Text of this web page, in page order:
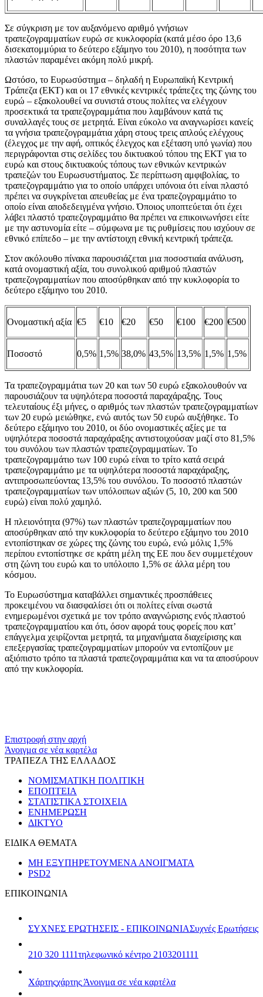
Σε σύγκριση με τον αυξανόμενο αριθμό γνήσιων
τραπεζογραμματίων ευρώ σε κυκλοφορία (κατά μέσο όρο 13,6
δισεκατομμύρια το δεύτερο εξάμηνο του 2010), η ποσότητα των
πλαστών παραμένει ακόμη πολύ μικρή.
Ωστόσο, το Ευρωσύστημα – δηλαδή η Ευρωπαϊκή Κεντρική
Τράπεζα (ΕΚΤ) και οι 17 εθνικές κεντρικές τράπεζες της ζώνης του
ευρώ – εξακολουθεί να συνιστά στους πολίτες να ελέγχουν
προσεκτικά τα τραπεζογραμμάτια που λαμβάνουν κατά τις
συναλλαγές τους σε μετρητά. Είναι εύκολο να αναγνωρίσει κανείς
τα γνήσια τραπεζογραμμάτια χάρη στους τρεις απλούς ελέγχους
(έλεγχος με την αφή, οπτικός έλεγχος και εξέταση υπό γωνία) που
περιγράφονται στις σελίδες του δικτυακού τόπου της ΕΚΤ για το
ευρώ και στους δικτυακούς τόπους των εθνικών κεντρικών
τραπεζών του Ευρωσυστήματος. Σε περίπτωση αμφιβολίας, το
τραπεζογραμμάτιο για το οποίο υπάρχει υπόνοια ότι είναι πλαστό
πρέπει να συγκρίνεται απευθείας με ένα τραπεζογραμμάτιο το
οποίο είναι αποδεδειγμένα γνήσιο. Όποιος υποπτεύεται ότι έχει
λάβει πλαστό τραπεζογραμμάτιο θα πρέπει να επικοινωνήσει είτε
με την αστυνομία είτε – σύμφωνα με τις ρυθμίσεις που ισχύουν σε
εθνικό επίπεδο – με την αντίστοιχη εθνική κεντρική τράπεζα.
Στον ακόλουθο πίνακα παρουσιάζεται μια ποσοστιαία ανάλυση,
κατά ονομαστική αξία, του συνολικού αριθμού πλαστών
τραπεζογραμματίων που αποσύρθηκαν από την κυκλοφορία το
δεύτερο εξάμηνο του 2010.
Ονομαστική αξία €5 €10 €20 €50 €100 €200 €500
Ποσοστό 0,5% 1,5% 38,0% 43,5% 13,5% 1,5% 1,5%
Τα τραπεζογραμμάτια των 20 και των 50 ευρώ εξακολουθούν να
παρουσιάζουν τα υψηλότερα ποσοστά παραχάραξης. Τους
τελευταίους έξι μήνες, ο αριθμός των πλαστών τραπεζογραμματίων
των 20 ευρώ μειώθηκε, ενώ αυτός των 50 ευρώ αυξήθηκε. Το
δεύτερο εξάμηνο του 2010, οι δύο ονομαστικές αξίες με τα
υψηλότερα ποσοστά παραχάραξης αντιστοιχούσαν μαζί στο 81,5%
του συνόλου των πλαστών τραπεζογραμματίων. Το
τραπεζογραμμάτιο των 100 ευρώ είναι το τρίτο κατά σειρά
τραπεζογραμμάτιο με τα υψηλότερα ποσοστά παραχάραξης,
αντιπροσωπεύοντας 13,5% του συνόλου. Το ποσοστό πλαστών
τραπεζογραμματίων των υπόλοιπων αξιών (5, 10, 200 και 500
ευρώ) είναι πολύ χαμηλό.
Η πλειονότητα (97%) των πλαστών τραπεζογραμματίων που
αποσύρθηκαν από την κυκλοφορία το δεύτερο εξάμηνο του 2010
εντοπίστηκαν σε χώρες της ζώνης του ευρώ, ενώ μόλις 1,5%
περίπου εντοπίστηκε σε κράτη μέλη της ΕΕ που δεν συμμετέχουν
στη ζώνη του ευρώ και το υπόλοιπο 1,5% σε άλλα μέρη του
κόσμου.
Το Ευρωσύστημα καταβάλλει σημαντικές προσπάθειες
προκειμένου να διασφαλίσει ότι οι πολίτες είναι σωστά
ενημερωμένοι σχετικά με τον τρόπο αναγνώρισης ενός πλαστού
τραπεζογραμματίου και ότι, όσον αφορά τους φορείς που κατ’
επάγγελμα χειρίζονται μετρητά, τα μηχανήματα διαχείρισης και
επεξεργασίας τραπεζογραμματίων μπορούν να εντοπίζουν με
αξιόπιστο τρόπο τα πλαστά τραπεζογραμμάτια και να τα αποσύρουν
από την κυκλοφορία.
Επιστροφή στην αρχή
Άνοιγμα σε νέα καρτέλα
ΤΡΑΠΕΖΑ ΤΗΣ ΕΛΛΑΔΟΣ
ΝΟΜΙΣΜΑΤΙΚΗ ΠΟΛΙΤΙΚΗ
ΕΠΟΠΤΕΙΑ
ΣΤΑΤΙΣΤΙΚΑ ΣΤΟΙΧΕΙΑ
ΕΝΗΜΕΡΩΣΗ
ΔΙΚΤΥΟ
ΕΙΔΙΚΑ ΘΕΜΑΤΑ
ΜΗ ΕΞΥΠΗΡΕΤΟΥΜΕΝΑ ΑΝΟΙΓΜΑΤΑ
PSD2
ΕΠΙΚΟΙΝΩΝΙΑ
ΣΥΧΝΕΣ ΕΡΩΤΗΣΕΙΣ - ΕΠΙΚΟΙΝΩΝΙΑΣυχνές Ερωτήσεις
210 320 1111τηλεφωνικό κέντρο 2103201111
Χάρτηςχάρτης Άνοιγμα σε νέα καρτέλα